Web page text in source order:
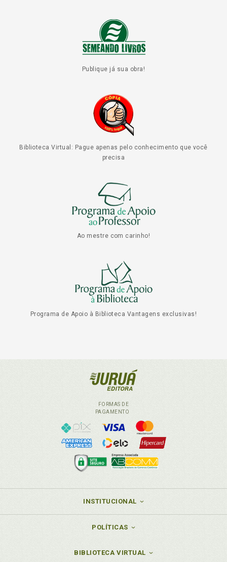
Publique já sua obra!
Biblioteca Virtual: Pague apenas pelo conhecimento que você
precisa
Ao mestre com carinho!
Programa de Apoio à Biblioteca Vantagens exclusivas!
FORMAS DE
PAGAMENTO
INSTITUCIONAL
POLÍTICAS
BIBLIOTECA VIRTUAL